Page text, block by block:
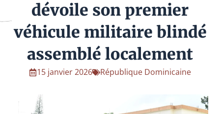
dévoile son premier
véhicule militaire blindé
assemblé localement
15 janvier 2026 République Dominicaine